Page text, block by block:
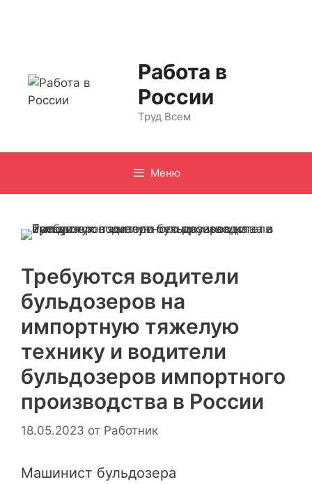
Работа в
России
Труд Всем
Меню
Требуются водители
бульдозеров на
импортную тяжелую
технику и водители
бульдозеров импортного
производства в России
18.05.2023 от Работник
Машинист бульдозера